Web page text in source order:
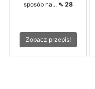
sposób na... ⇖ 28
Zobacz przepis!